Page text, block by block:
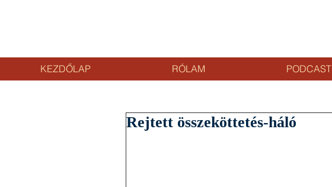
KEZDŐLAP RÓLAM PODCAST
Rejtett összeköttetés-háló